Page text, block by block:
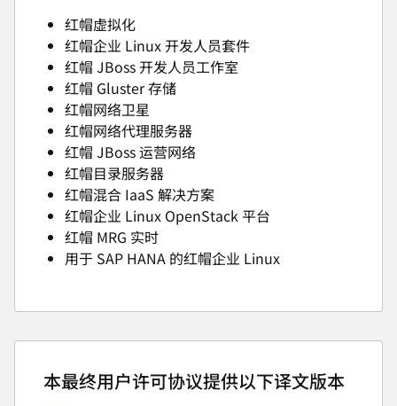
红帽虚拟化
红帽企业 Linux 开发人员套件
红帽 JBoss 开发人员工作室
红帽 Gluster 存储
红帽网络卫星
红帽网络代理服务器
红帽 JBoss 运营网络
红帽目录服务器
红帽混合 IaaS 解决方案
红帽企业 Linux OpenStack 平台
红帽 MRG 实时
用于 SAP HANA 的红帽企业 Linux
本最终用户许可协议提供以下译文版本